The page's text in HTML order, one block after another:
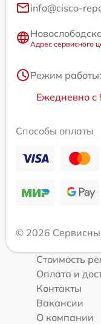
info@cisco-
Адрес сервисного
Режим работы:
Ежедневно с
Способы оплаты
© 2026
Стоимость
Оплата и
Контакты
Вакансии
О компании